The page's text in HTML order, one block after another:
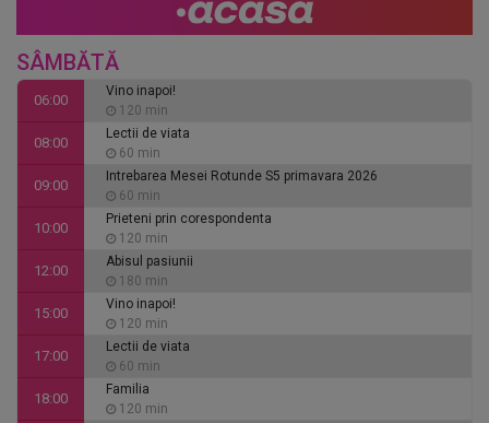
SÂMBĂTĂ
06:00
Vino inapoi!
120 min
08:00
Lectii de viata
60 min
09:00
Intrebarea Mesei Rotunde S5 primavara 2026
60 min
10:00
Prieteni prin corespondenta
120 min
12:00
Abisul pasiunii
180 min
15:00
Vino inapoi!
120 min
17:00
Lectii de viata
60 min
18:00
Familia
120 min